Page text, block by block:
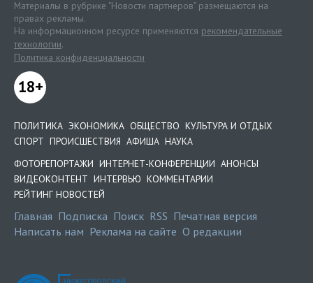
Материалы в рубрике "Новости партнеров" размещаются на
правах рекламы.
На информационном ресурсе применяются рекомендательные
технологии.
Политика конфиденциальности
18+
ПОЛИТИКА ЭКОНОМИКА ОБЩЕСТВО КУЛЬТУРА И ОТДЫХ
СПОРТ ПРОИСШЕСТВИЯ АФИША НАУКА
ФОТОРЕПОРТАЖИ ИНТЕРНЕТ-КОНФЕРЕНЦИИ АНОНСЫ
ВИДЕОКОНТЕНТ ИНТЕРВЬЮ КОММЕНТАРИИ
РЕЙТИНГ НОВОСТЕЙ
Главная Подписка Поиск RSS Печатная версия
Написать нам Реклама на сайте О редакции